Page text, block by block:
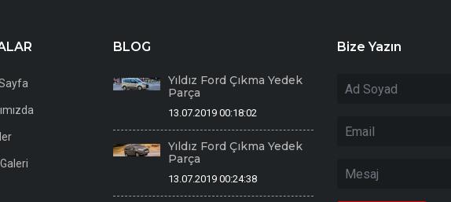
BLOG
Yıldız Ford Çıkma Yedek
Parça
13.07.2019 00:18:02
Yıldız Ford Çıkma Yedek
Parça
13.07.2019 00:24:38
Bize Yazın